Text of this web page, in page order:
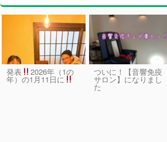
発表 2026年（1の
年）の1月11日に
ついに！【音響免疫
サロン】になりまし
た